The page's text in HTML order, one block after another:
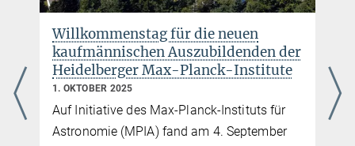
Willkommenstag für die neuen
kaufmännischen Auszubildenden der
Heidelberger Max-Planck-Institute
1. OKTOBER 2025
Auf Initiative des Max-Planck-Instituts für
Astronomie (MPIA) fand am 4. September